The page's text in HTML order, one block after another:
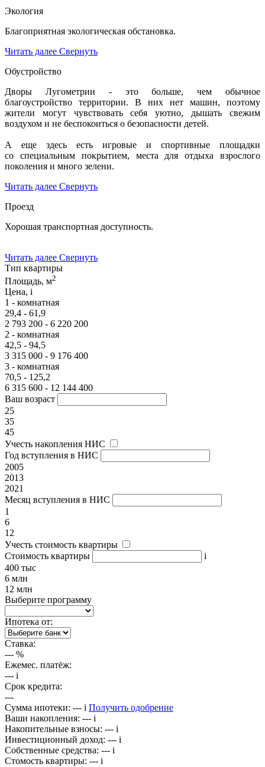
Экология
Благоприятная экологическая обстановка.
Читать далее Свернуть
Обустройство
Дворы Лугометрии - это больше, чем обычное
благоустройство территории. В них нет машин, поэтому
жители могут чувствовать себя уютно, дышать свежим
воздухом и не беспокоиться о безопасности детей.
А еще здесь есть игровые и спортивные площадки
со специальным покрытием, места для отдыха взрослого
поколения и много зелени.
Читать далее Свернуть
Проезд
Хорошая транспортная доступность.
Читать далее Свернуть
Тип квартиры
Площадь, м2
Цена, i
1 - комнатная
29,4 - 61,9
2 793 200 - 6 220 200
2 - комнатная
42,5 - 94,5
3 315 000 - 9 176 400
3 - комнатная
70,5 - 125,2
6 315 600 - 12 144 400
Ваш возраст
25
35
45
Учесть накопления НИС
Год вступления в НИС
2005
2013
2021
Месяц вступления в НИС
1
6
12
Учесть стоимость квартиры
Стоимость квартиры
i
400 тыс
6 млн
12 млн
Выберите программу
Ипотека от:
Ставка:
--- %
Ежемес. платёж:
--- i
Срок кредита:
---
Сумма ипотеки: --- i Получить одобрение
Ваши накопления: --- i
Накопительные взносы: --- i
Инвестиционный доход: --- i
Собственные средства: --- i
Стомость квартиры: --- i